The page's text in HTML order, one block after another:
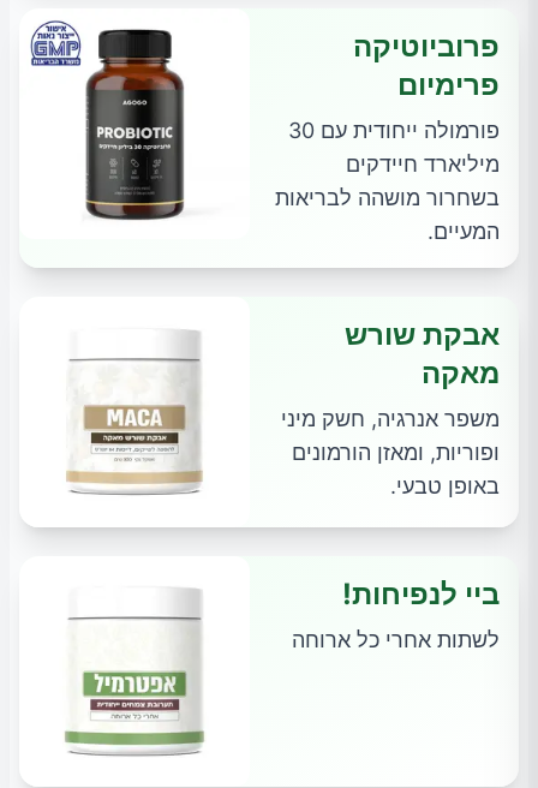
פרוביוטיקה
פרימיום
פורמולה ייחודית עם 30
מיליארד חיידקים
בשחרור מושהה לבריאות
המעיים.
אבקת שורש
מאקה
משפר אנרגיה, חשק מיני
ופוריות, ומאזן הורמונים
באופן טבעי.
ביי לנפיחות!
לשתות אחרי כל ארוחה